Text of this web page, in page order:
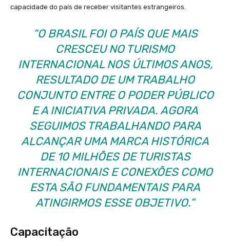
capacidade do país de receber visitantes estrangeiros.
“O BRASIL FOI O PAÍS QUE MAIS
CRESCEU NO TURISMO
INTERNACIONAL NOS ÚLTIMOS ANOS,
RESULTADO DE UM TRABALHO
CONJUNTO ENTRE O PODER PÚBLICO
E A INICIATIVA PRIVADA. AGORA
SEGUIMOS TRABALHANDO PARA
ALCANÇAR UMA MARCA HISTÓRICA
DE 10 MILHÕES DE TURISTAS
INTERNACIONAIS E CONEXÕES COMO
ESTA SÃO FUNDAMENTAIS PARA
ATINGIRMOS ESSE OBJETIVO.”
Capacitação